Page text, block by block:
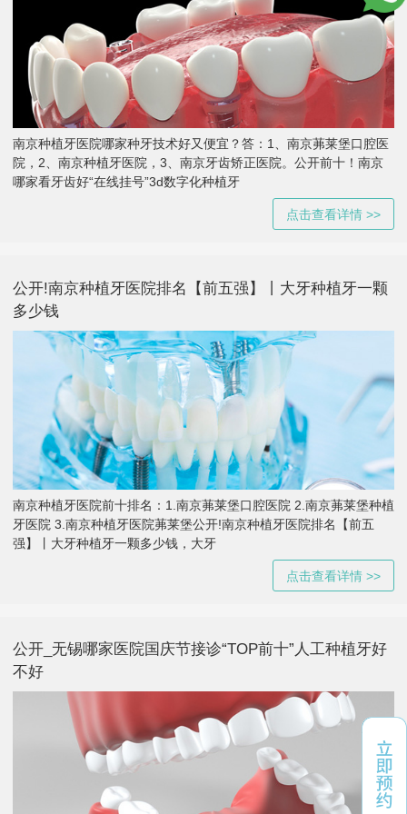
南京种植牙医院哪家种牙技术好又便宜？答：1、南京茀莱堡口腔医
院，2、南京种植牙医院，3、南京牙齿矫正医院。公开前十！南京
哪家看牙齿好“在线挂号”3d数字化种植牙
点击查看详情 >>
公开!南京种植牙医院排名【前五强】丨大牙种植牙一颗
多少钱
南京种植牙医院前十排名：1.南京茀莱堡口腔医院 2.南京茀莱堡种植
牙医院 3.南京种植牙医院茀莱堡公开!南京种植牙医院排名【前五
强】丨大牙种植牙一颗多少钱，大牙
点击查看详情 >>
公开_无锡哪家医院国庆节接诊“TOP前十”人工种植牙好
不好